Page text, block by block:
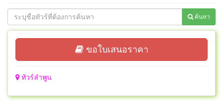
ค้นหา
ขอใบเสนอราคา
ทัวร์ลำพูน